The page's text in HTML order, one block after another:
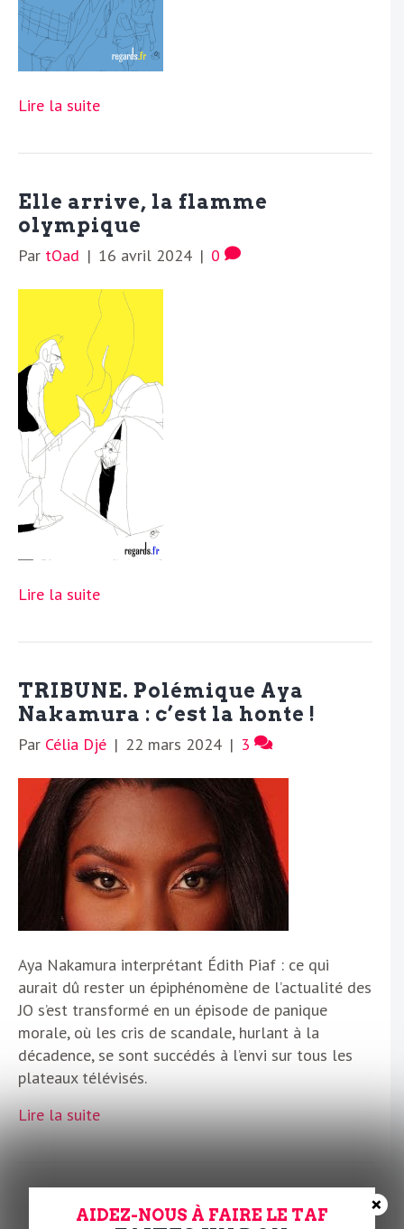
Lire la suite
Elle arrive, la flamme
olympique
Par tOad | 16 avril 2024 | 0
Lire la suite
TRIBUNE. Polémique Aya
Nakamura : c’est la honte !
Par Célia Djé | 22 mars 2024 | 3
Aya Nakamura interprétant Édith Piaf : ce qui
aurait dû rester un épiphénomène de l’actualité des
JO s’est transformé en un épisode de panique
morale, où les cris de scandale, hurlant à la
décadence, se sont succédés à l’envi sur tous les
plateaux télévisés.
Lire la suite
La Femme Olympique
AIDEZ-NOUS À FAIRE LE TAF ×